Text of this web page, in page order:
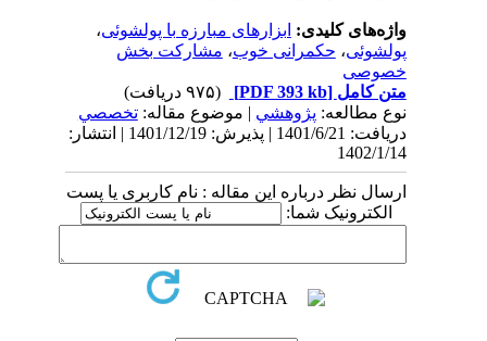
واژه‌های کلیدی:ابزارهای مبارزه با پولشوئی،
پولشوئی،حکمرانی خوب،مشارکت بخش
خصوصی
متن کامل[PDF 393 kb]
نوع مطالعه:پژوهشي| موضوع مقاله:تخصصي
دریافت: 1401/6/21 | پذیرش: 1401/12/19 | انتشار:
1402/1/14
ارسال نظر درباره این مقاله : نام کاربری یا پست
الکترونیک شما: